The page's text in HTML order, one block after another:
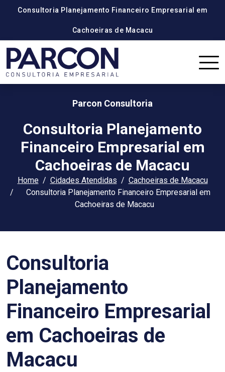
Consultoria Planejamento Financeiro Empresarial em
Cachoeiras de Macacu
Parcon Consultoria
Consultoria Planejamento
Financeiro Empresarial em
Cachoeiras de Macacu
Home Cidades Atendidas
Cachoeiras de Macacu
Consultoria Planejamento Financeiro Empresarial em
Cachoeiras de Macacu
Consultoria
Planejamento
Financeiro Empresarial
em Cachoeiras de
Macacu